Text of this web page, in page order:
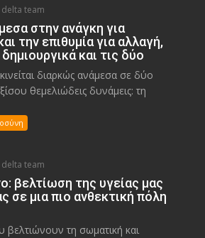
delta team
στην ανάγκη για
την επιθυμία για αλλαγή,
και τις δύο
διαρκώς ανάμεσα σε δύο
θεμελιώδεις δυνάμεις: τη
delta team
βελτίωση της υγείας μας
σε μια πιο ανθεκτική πόλη
βελτιώνουν τη σωματική και